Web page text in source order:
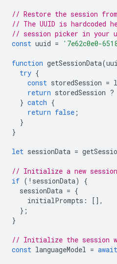
// Restore the session
// The UUID is hardcoded
// session picker in your
const uuid = '7e62c0e0-
function getSessionData(
try {
const storedSession =
return storedSession ?
} catch {
return false ;
}
}
let sessionData =
// Initialize a new
if ( ! sessionData)
{
sessionData = {
initialPrompts :
[],
};
}
// Initialize the session
const languageModel = await